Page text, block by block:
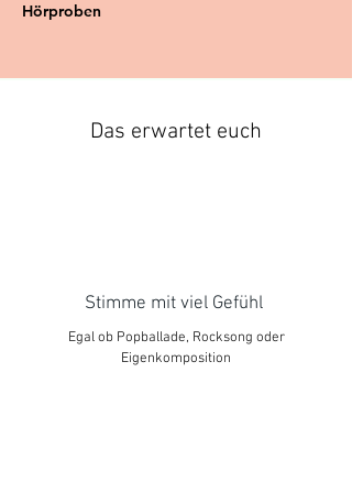
Hörproben
Das erwartet euch
Stimme mit viel Gefühl
Egal ob Popballade, Rocksong oder
Eigenkomposition